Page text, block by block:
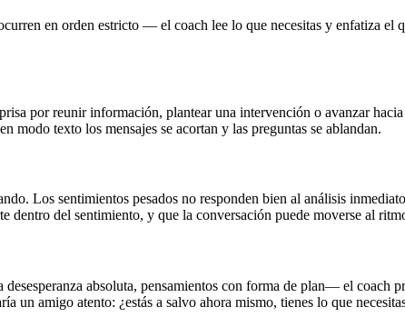
en orden estricto — el coach lee lo que necesitas y enfatiza el
por reunir información, plantear una intervención o avanzar
texto los mensajes se acortan y las preguntas se ablandan.
Los sentimientos pesados no responden bien al análisis
dentro del sentimiento, y que la conversación puede moverse al
absoluta, pensamientos con forma de plan— el coach
amigo atento: ¿estás a salvo ahora mismo, tienes lo que